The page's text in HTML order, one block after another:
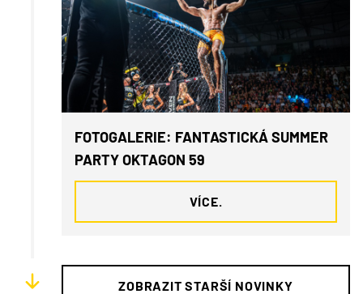
FOTOGALERIE: FANTASTICKÁ SUMMER
PARTY OKTAGON 59
VÍCE.
ZOBRAZIT STARŠÍ NOVINKY